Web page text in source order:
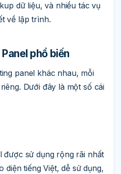
dữ liệu, và nhiều tác vụ
về lập trình.
phổ biến
panel khác nhau, mỗi
Dưới đây là một số cái
được sử dụng rộng rãi nhất
diện tiếng Việt, dễ sử dụng,